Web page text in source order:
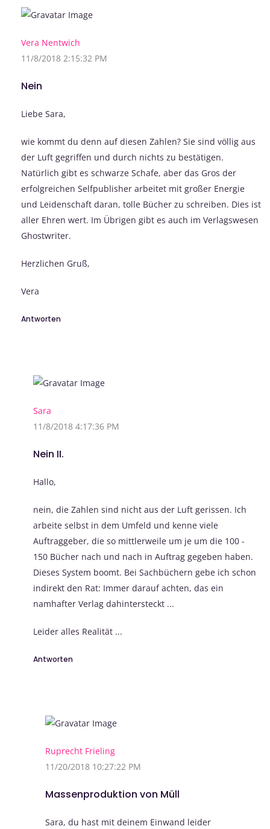
Vera Nentwich
11/8/2018 2:15:32 PM
Nein
Liebe Sara,
wie kommt du denn auf diesen Zahlen? Sie sind völlig aus
der Luft gegriffen und durch nichts zu bestätigen.
Natürlich gibt es schwarze Schafe, aber das Gros der
erfolgreichen Selfpublisher arbeitet mit großer Energie
und Leidenschaft daran, tolle Bücher zu schreiben. Dies ist
aller Ehren wert. Im Übrigen gibt es auch im Verlagswesen
Ghostwriter.
Herzlichen Gruß,
Vera
Antworten
Sara
11/8/2018 4:17:36 PM
Nein II.
Hallo,
nein, die Zahlen sind nicht aus der Luft gerissen. Ich
arbeite selbst in dem Umfeld und kenne viele
Auftraggeber, die so mittlerweile um je um die 100 -
150 Bücher nach und nach in Auftrag gegeben haben.
Dieses System boomt. Bei Sachbüchern gebe ich schon
indirekt den Rat: Immer darauf achten, das ein
namhafter Verlag dahintersteckt ...
Leider alles Realität ...
Antworten
Ruprecht Frieling
11/20/2018 10:27:22 PM
Massenproduktion von Müll
Sara, du hast mit deinem Einwand leider